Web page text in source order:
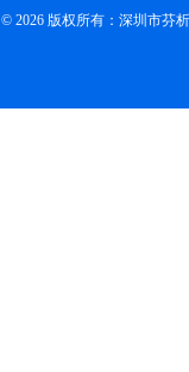
© 2026 版权所有：深圳市芬